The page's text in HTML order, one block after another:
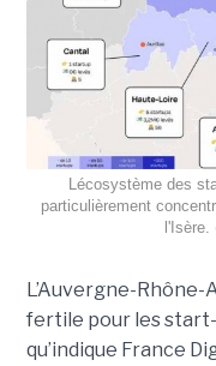
Lécosystème des
particulièrement
l'Isère.
L’Auvergne-
fertile pour les start-
qu’indique France